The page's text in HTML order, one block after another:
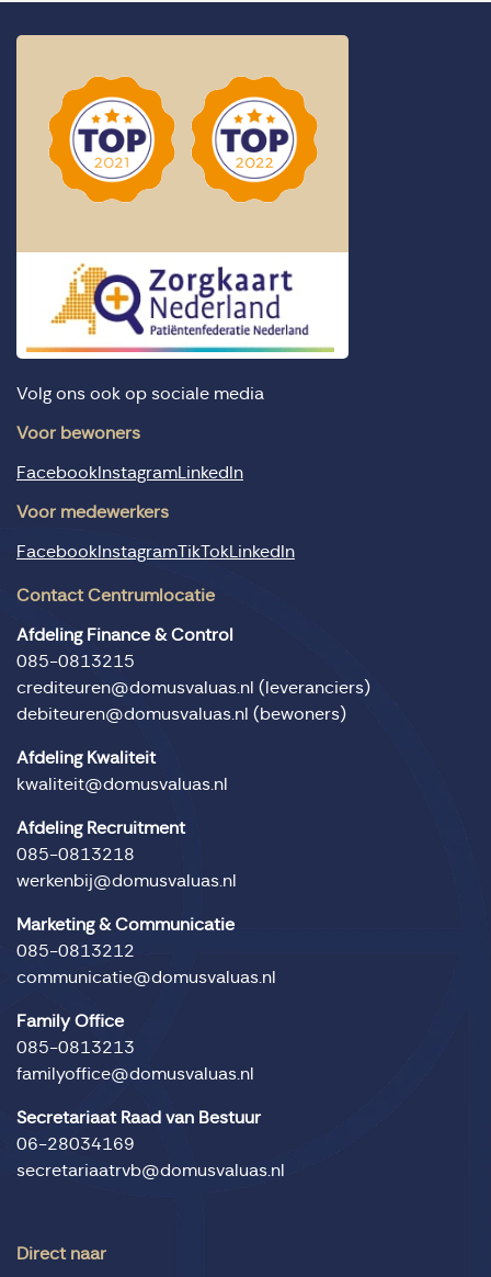
Volg ons ook op sociale media
Voor bewoners
FacebookInstagramLinkedIn
Voor medewerkers
FacebookInstagramTikTokLinkedIn
Contact Centrumlocatie
Afdeling Finance & Control
085-0813215
crediteuren@domusvaluas.nl (leveranciers)
debiteuren@domusvaluas.nl (bewoners)
Afdeling Kwaliteit
kwaliteit@domusvaluas.nl
Afdeling Recruitment
085-0813218
werkenbij@domusvaluas.nl
Marketing & Communicatie
085-0813212
communicatie@domusvaluas.nl
Family Office
085-0813213
familyoffice@domusvaluas.nl
Secretariaat Raad van Bestuur
06-28034169
secretariaatrvb@domusvaluas.nl
Direct naar